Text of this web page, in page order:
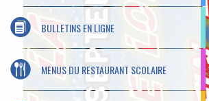
BULLETINS EN LIGNE
MENUS DU RESTAURANT SCOLAIRE